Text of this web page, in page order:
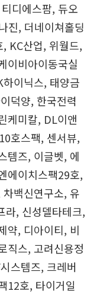
디에스팜, 듀오
진, 더네이쳐홀딩
, KC산업, 위월드,
이비아이동국실
이닉스, 태양금
덕양, 한국전력
케미칼, DL이앤
호스팩, 센서뷰,
템즈, 이글벳, 에
에이치스팩29호,
백신연구소, 유
라, 신성델타테크,
약, 디아이티, 비
직스, 고려신용정
스템즈, 크레버
12호, 타이거일